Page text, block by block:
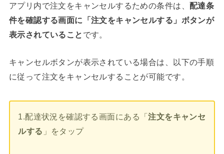
アプリ内で注文をキャンセルするための条件は、 配達条
件を確認する画面に「注文をキャンセルする」ボタンが
表示されていること です。
キャンセルボタンが表示されている場合は、以下の手順
に従って注文をキャンセルすることが可能です。
1.配達状況を確認する画面にある「注文をキャンセ
ルする 」をタップ